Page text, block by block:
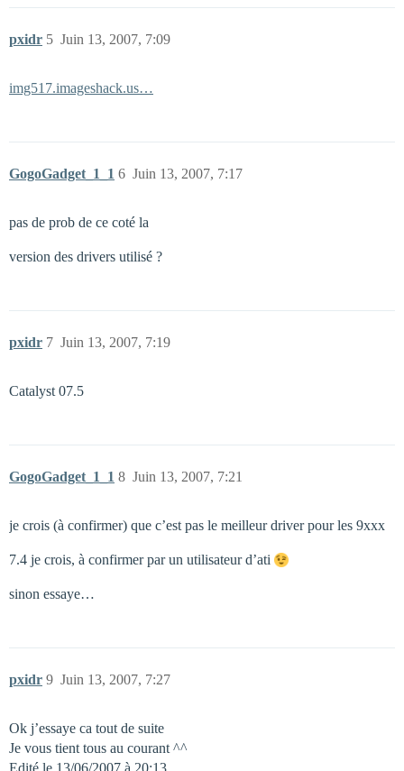
pxidr Juin 13, 2007, 7:09
5
img517.imageshack.us…
GogoGadget_1_1 Juin 13, 2007, 7:17
6
pas de prob de ce coté la
version des drivers utilisé ?
pxidr Juin 13, 2007, 7:19
7
Catalyst 07.5
GogoGadget_1_1 Juin 13, 2007, 7:21
8
je crois (à confirmer) que c’est pas le meilleur driver pour les 9xxx
7.4 je crois, à confirmer par un utilisateur d’ati
sinon essaye…
pxidr Juin 13, 2007, 7:27
9
Ok j’essaye ca tout de suite
Je vous tient tous au courant ^^
Edité le 13/06/2007 à 20:13